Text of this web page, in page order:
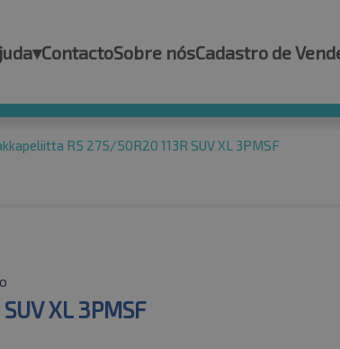
▾ContactoSobre nósCadastro de
R5 275/50R20 113R SUV XL 3PMSF
XL 3PMSF